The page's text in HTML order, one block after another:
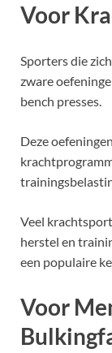
Voor
Sporters die
zware
bench presses.
Deze
Veel
herstel en
een populaire
Voor